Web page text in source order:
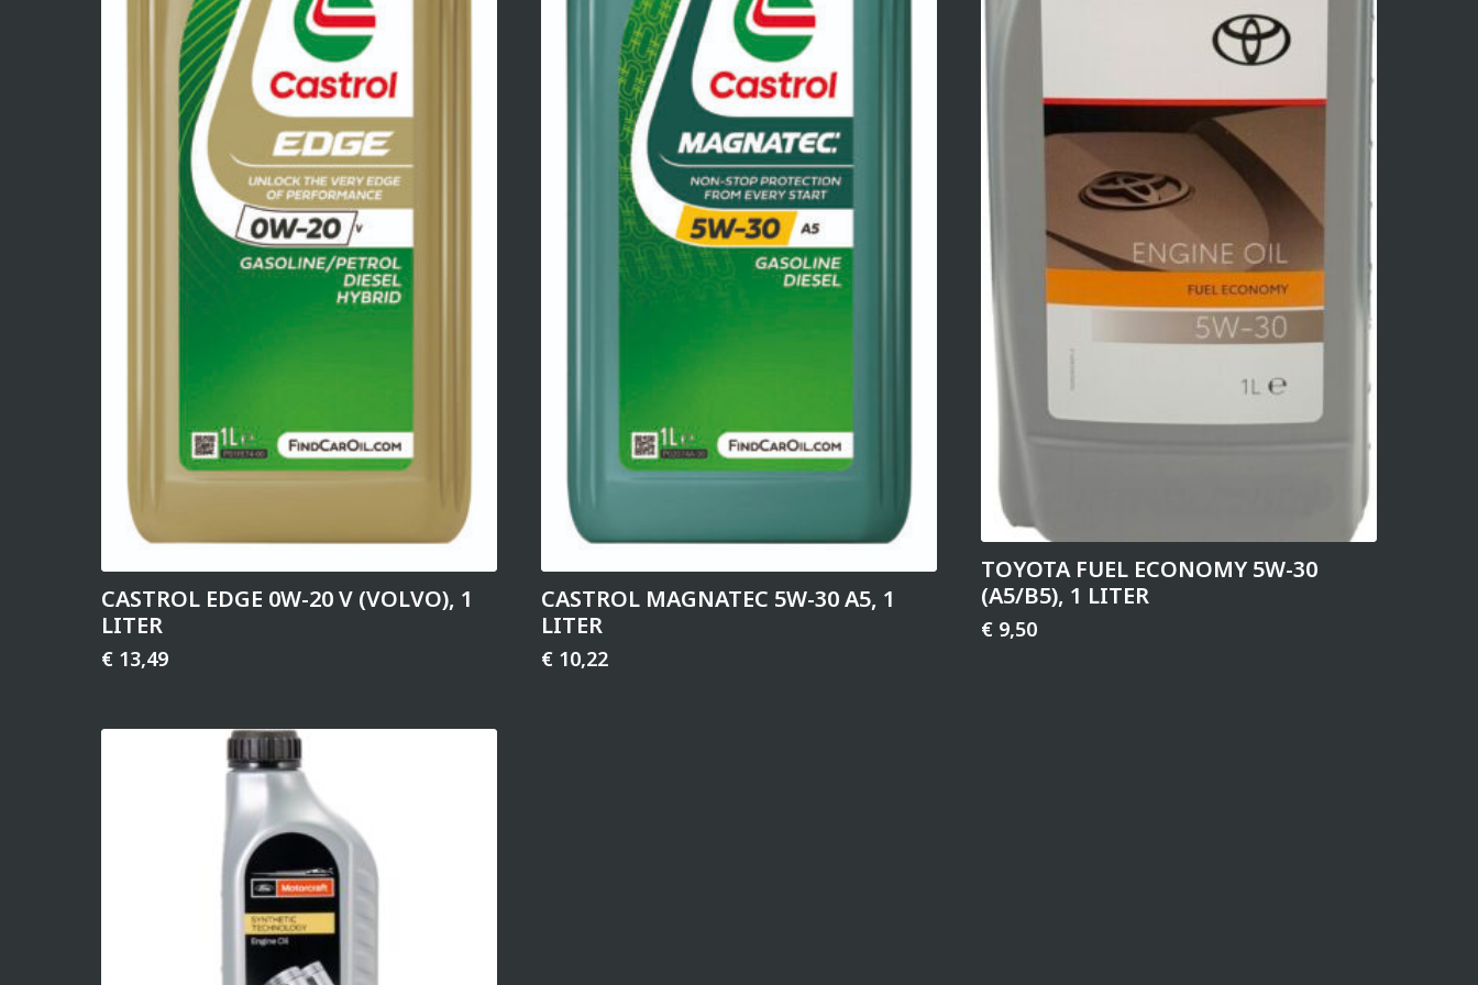
CASTROL EDGE 0W-20 V (VOLVO), 1
LITER
€ 13,49
CASTROL MAGNATEC 5W-30 A5, 1
LITER
€ 10,22
TOYOTA FUEL ECONOMY 5W-30
(A5/B5), 1 LITER
€ 9,50